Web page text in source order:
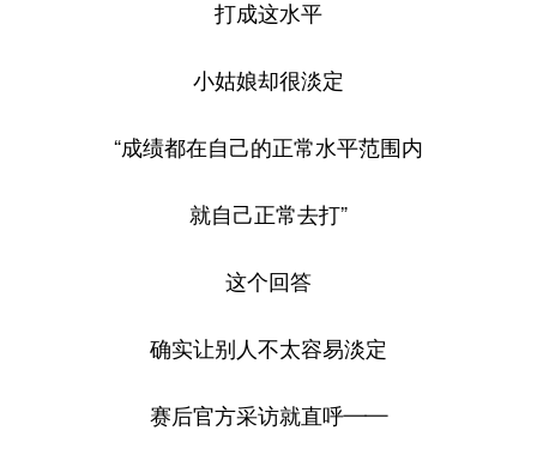
打成这水平
小姑娘却很淡定
“成绩都在自己的正常水平范围内
就自己正常去打”
这个回答
确实让别人不太容易淡定
赛后官方采访就直呼——